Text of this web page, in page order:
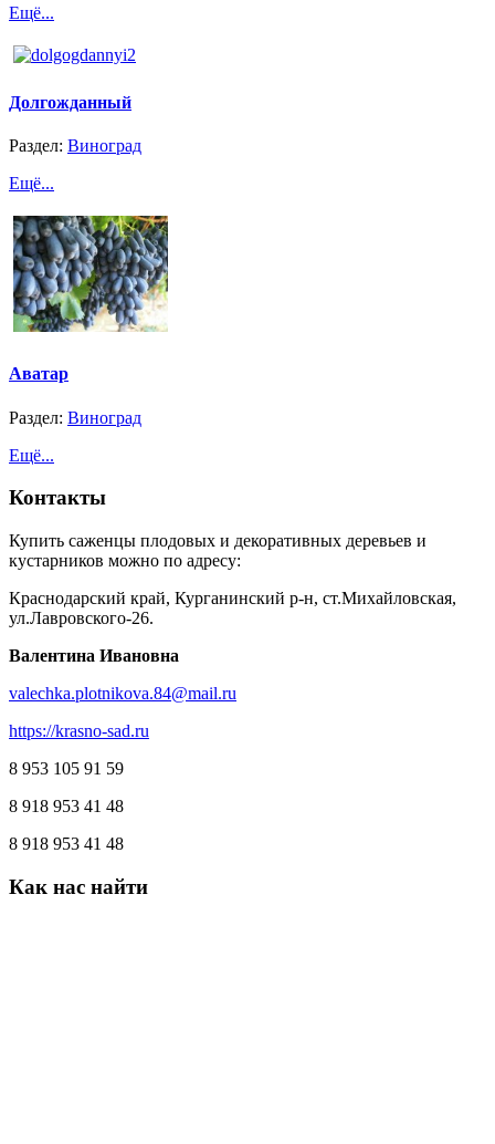
Ещё...
Долгожданный
Раздел: Виноград
Ещё...
Аватар
Раздел: Виноград
Ещё...
Контакты
Купить саженцы плодовых и декоративных деревьев и
кустарников можно по адресу:
Краснодарский край, Курганинский р-н, ст.Михайловская,
ул.Лавровского-26.
Валентина Ивановна
valechka.plotnikova.84@mail.ru
https://krasno-sad.ru
8 953 105 91 59
8 918 953 41 48
8 918 953 41 48
Как нас найти